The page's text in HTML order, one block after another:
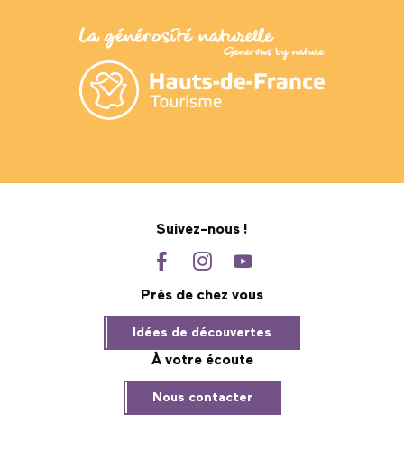
Suivez-nous !
Près de chez vous
Idées de découvertes
À votre écoute
Nous contacter